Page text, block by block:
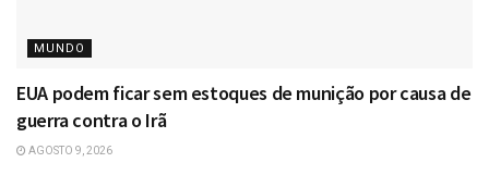
MUNDO
EUA podem ficar sem estoques de munição por causa de
guerra contra o Irã
AGOSTO 9, 2026